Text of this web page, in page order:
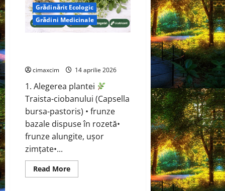
Grădinărit Ecologic
Grădini Medicinale
cimaxcim 14 aprilie 2026
1. Alegerea plantei
Traista-ciobanului (Capsella
bursa-pastoris) • frunze
bazale dispuse în rozetă•
frunze alungite, ușor
zimțate•...
Read MoreRead
more